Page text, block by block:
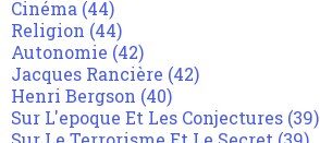
Cinéma (44)
Religion (44)
Autonomie (42)
Jacques Rancière (42)
Henri Bergson (40)
Sur L'epoque Et Les Conjectures (39)